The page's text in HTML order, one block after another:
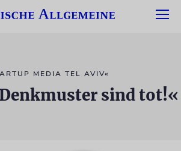
MEDIA TEL AVIV«
sind tot!«